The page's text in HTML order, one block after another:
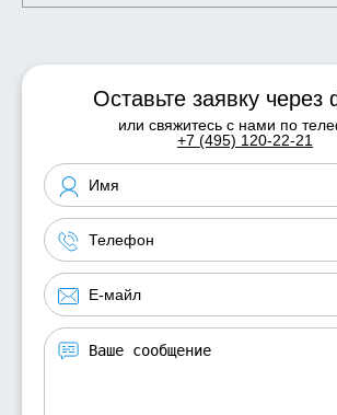
Оставьте заявку
или свяжитесь с нами по
+7 (495) 120-22-21